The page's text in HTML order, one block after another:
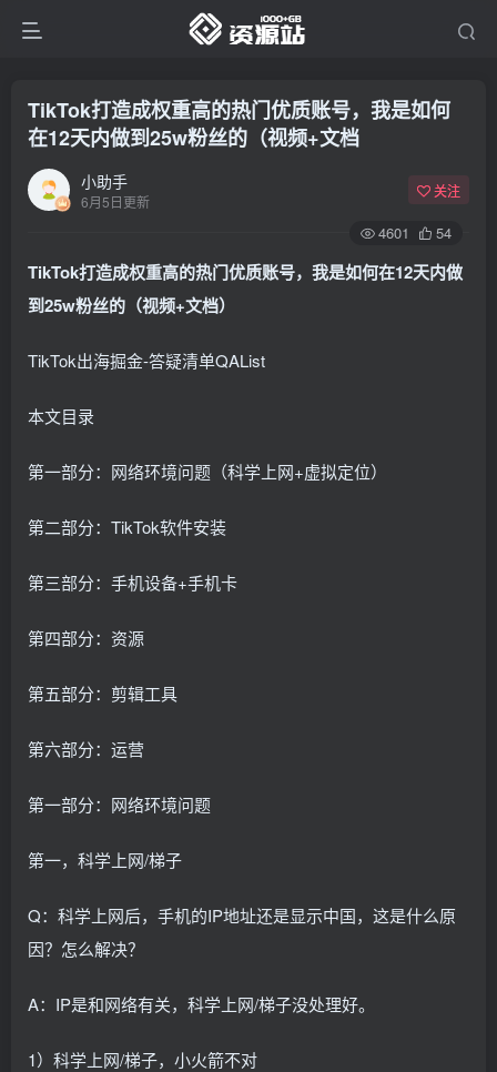
TikTok打造成权重高的热门优质账号，我是如何
在12天内做到25w粉丝的（视频+文档
小助手
6月5日更新
关注
4601 54
TikTok打造成权重高的热门优质账号，我是如何在12天内做
到25w粉丝的（视频+文档）
TikTok出海掘金-答疑清单QAList
本文目录
第一部分：网络环境问题（科学上网+虚拟定位）
第二部分：TikTok软件安装
第三部分：手机设备+手机卡
第四部分：资源
第五部分：剪辑工具
第六部分：运营
第一部分：网络环境问题
第一，科学上网/梯子
Q：科学上网后，手机的IP地址还是显示中国，这是什么原
因？怎么解决？
A：IP是和网络有关，科学上网/梯子没处理好。
1）科学上网/梯子，小火箭不对